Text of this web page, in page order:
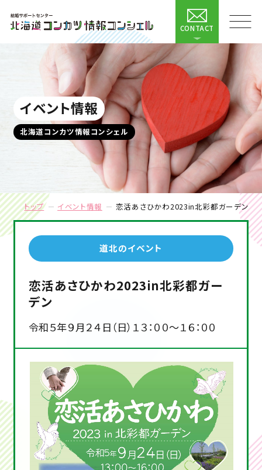
CONTACT
イベント情報
北海道コンカツ情報コンシェル
トップ イベント情報 恋活あさひかわ2023in北彩都ガーデン
道北のイベント
恋活あさひかわ2023in北彩都ガー
デン
令和５年９月２４日（日）１３：００～１６：００